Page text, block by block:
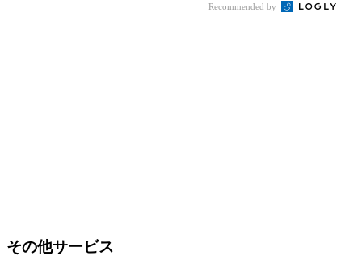
Recommended by
その他サービス